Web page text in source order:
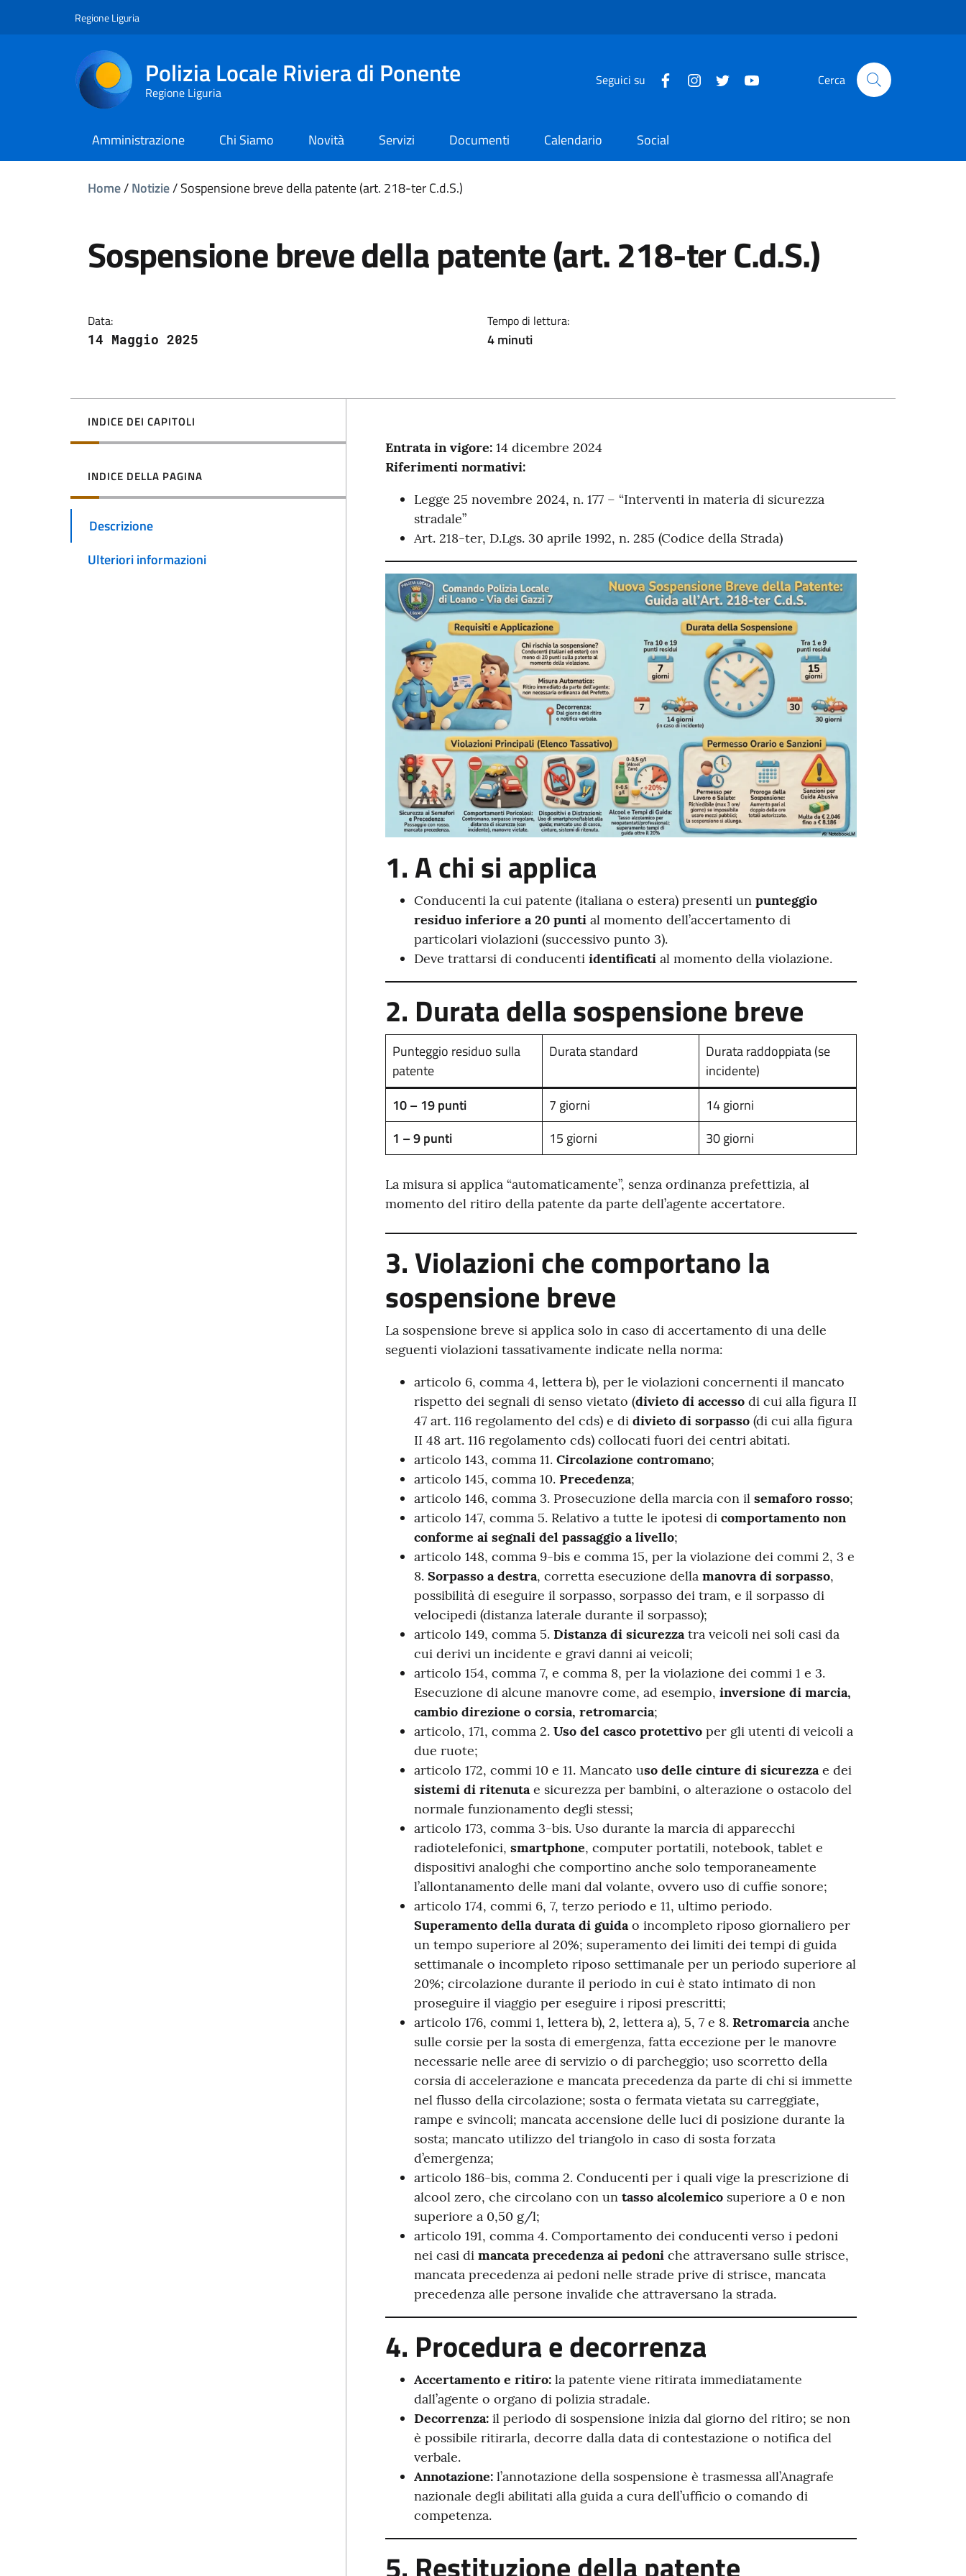
Regione Liguria
Polizia Locale Riviera di Ponente
Regione Liguria
Seguici su Cerca
Amministrazione Chi Siamo Novità Servizi Documenti Calendario Social
Home/Notizie/Sospensione breve della patente (art. 218-ter C.d.S.)
Sospensione breve della patente (art. 218-ter C.d.S.)
Data:
14 Maggio 2025
Tempo di lettura:
4 minuti
INDICE DEI CAPITOLI
INDICE DELLA PAGINA
Descrizione
Ulteriori informazioni
Entrata in vigore:14 dicembre 2024
Riferimenti normativi:
Legge 25 novembre 2024, n. 177 – “Interventi in materia di sicurezza
stradale”
Art. 218-ter, D.Lgs. 30 aprile 1992, n. 285 (Codice della Strada)
1. A chi si applica
Conducenti la cui patente (italiana o estera) presenti un punteggio
residuo inferiore a 20 puntial momento dell’accertamento di
particolari violazioni (successivo punto 3).
Deve trattarsi di conducenti identificatial momento della violazione.
2. Durata della sospensione breve
Punteggio residuo sulla
patente
Durata standard
Durata raddoppiata (se
incidente)
10 – 19 punti
7 giorni
14 giorni
1 – 9 punti
15 giorni 30 giorni
La misura si applica “automaticamente”, senza ordinanza prefettizia, al
momento del ritiro della patente da parte dell’agente accertatore.
3. Violazioni che comportano la
sospensione breve
La sospensione breve si applica solo in caso di accertamento di una delle
seguenti violazioni tassativamente indicate nella norma:
articolo 6, comma 4, lettera b), per le violazioni concernenti il mancato
rispetto dei segnali di senso vietato (divieto di accessodi cui alla figura II
47 art. 116 regolamento del cds) e di divieto di sorpasso (di cui alla figura
II 48 art. 116 regolamento cds) collocati fuori dei centri abitati.
articolo 143, comma 11. Circolazione contromano;
articolo 145, comma 10. Precedenza;
articolo 146, comma 3. Prosecuzione della marcia con il semaforo rosso;
articolo 147, comma 5. Relativo a tutte le ipotesi di comportamento non
conforme ai segnali del passaggio a livello;
articolo 148, comma 9-bis e comma 15, per la violazione dei commi 2, 3 e
8. Sorpasso a destra, corretta esecuzione della manovra di sorpasso,
possibilità di eseguire il sorpasso, sorpasso dei tram, e il sorpasso di
velocipedi (distanza laterale durante il sorpasso);
articolo 149, comma 5. Distanza di sicurezzatra veicoli nei soli casi da
cui derivi un incidente e gravi danni ai veicoli;
articolo 154, comma 7, e comma 8, per la violazione dei commi 1 e 3.
Esecuzione di alcune manovre come, ad esempio, inversione di marcia,
cambio direzione o corsia, retromarcia;
articolo, 171, comma 2. Uso del casco protettivo per gli utenti di veicoli a
due ruote;
articolo 172, commi 10 e 11. Mancato uso delle cinture di sicurezzae dei
sistemi di ritenutae sicurezza per bambini, o alterazione o ostacolo del
normale funzionamento degli stessi;
articolo 173, comma 3-bis. Uso durante la marcia di apparecchi
radiotelefonici, smartphone, computer portatili, notebook, tablet e
dispositivi analoghi che comportino anche solo temporaneamente
l’allontanamento delle mani dal volante, ovvero uso di cuffie sonore;
articolo 174, commi 6, 7, terzo periodo e 11, ultimo periodo.
Superamento della durata di guidao incompleto riposo giornaliero per
un tempo superiore al 20%; superamento dei limiti dei tempi di guida
settimanale o incompleto riposo settimanale per un periodo superiore al
20%; circolazione durante il periodo in cui è stato intimato di non
proseguire il viaggio per eseguire i riposi prescritti;
articolo 176, commi 1, lettera b), 2, lettera a), 5, 7 e 8.Retromarciaanche
sulle corsie per la sosta di emergenza, fatta eccezione per le manovre
necessarie nelle aree di servizio o di parcheggio; uso scorretto della
corsia di accelerazione e mancata precedenza da parte di chi si immette
nel flusso della circolazione; sosta o fermata vietata su carreggiate,
rampe e svincoli; mancata accensione delle luci di posizione durante la
sosta; mancato utilizzo del triangolo in caso di sosta forzata
d’emergenza;
articolo 186-bis, comma 2. Conducenti per i quali vige la prescrizione di
alcool zero, che circolano con un tasso alcolemicosuperiore a 0 e non
superiore a 0,50 g/l;
articolo 191, comma 4. Comportamento dei conducenti verso i pedoni
nei casi di mancata precedenza ai pedoni che attraversano sulle strisce,
mancata precedenza ai pedoni nelle strade prive di strisce, mancata
precedenza alle persone invalide che attraversano la strada.
4. Procedura e decorrenza
Accertamento e ritiro:la patente viene ritirata immediatamente
dall’agente o organo di polizia stradale.
Decorrenza:il periodo di sospensione inizia dal giorno del ritiro; se non
è possibile ritirarla, decorre dalla data di contestazione o notifica del
verbale.
Annotazione:l’annotazione della sospensione è trasmessa all’Anagrafe
nazionale degli abilitati alla guida a cura dell’ufficio o comando di
competenza.